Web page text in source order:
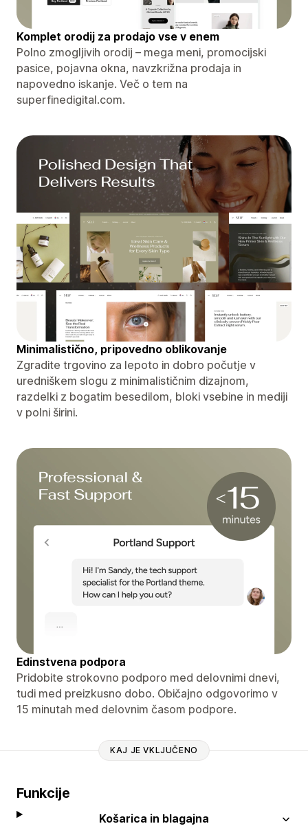
Komplet orodij za prodajo vse v enem
Polno zmogljivih orodij – mega meni, promocijski
pasice, pojavna okna, navzkrižna prodaja in
napovedno iskanje. Več o tem na
superfinedigital.com.
Minimalistično, pripovedno oblikovanje
Zgradite trgovino za lepoto in dobro počutje v
uredniškem slogu z minimalističnim dizajnom,
razdelki z bogatim besedilom, bloki vsebine in mediji
v polni širini.
Edinstvena podpora
Pridobite strokovno podporo med delovnimi dnevi,
tudi med preizkusno dobo. Običajno odgovorimo v
15 minutah med delovnim časom podpore.
KAJ JE VKLJUČENO
Funkcije
Košarica in blagajna